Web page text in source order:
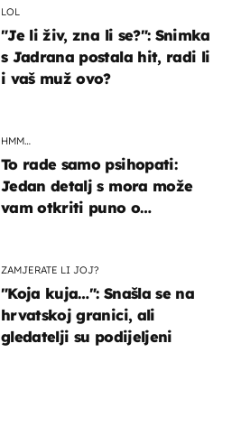
LOL
"Je li živ, zna li se?": Snimka
s Jadrana postala hit, radi li
i vaš muž ovo?
HMM…
To rade samo psihopati:
Jedan detalj s mora može
vam otkriti puno o
ZAMJERATE LI JOJ?
"Koja kuja…": Snašla se na
hrvatskoj granici, ali
gledatelji su podijeljeni